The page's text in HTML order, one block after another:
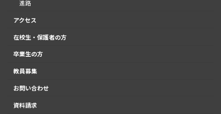
進路
アクセス
在校生・保護者の方
卒業生の方
教員募集
お問い合わせ
資料請求